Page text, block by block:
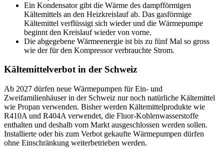
Ein Kondensator gibt die Wärme des dampfförmigen
Kältemittels an den Heizkreislauf ab. Das gasförmige
Kältemittel verflüssigt sich wieder und die Wärmepumpe
beginnt den Kreislauf wieder von vorne.
Die abgegebene Wärmeenergie ist bis zu fünf Mal so gross
wie der für den Kompressor verbrauchte Strom.
Kältemittelverbot in der Schweiz
Ab 2027 dürfen neue Wärmepumpen für Ein- und
Zweifamilienhäuser in der Schweiz nur noch natürliche Kältemittel
wie Propan verwenden. Bisher werden Kältemittelprodukte wie
R410A und R404A verwendet, die Fluor-Kohlenwasserstoffe
enthalten und deshalb vom Markt ausgeschlossen werden sollen.
Installierte oder bis zum Verbot gekaufte Wärmepumpen dürfen
ohne Einschränkung weiterbetrieben werden.